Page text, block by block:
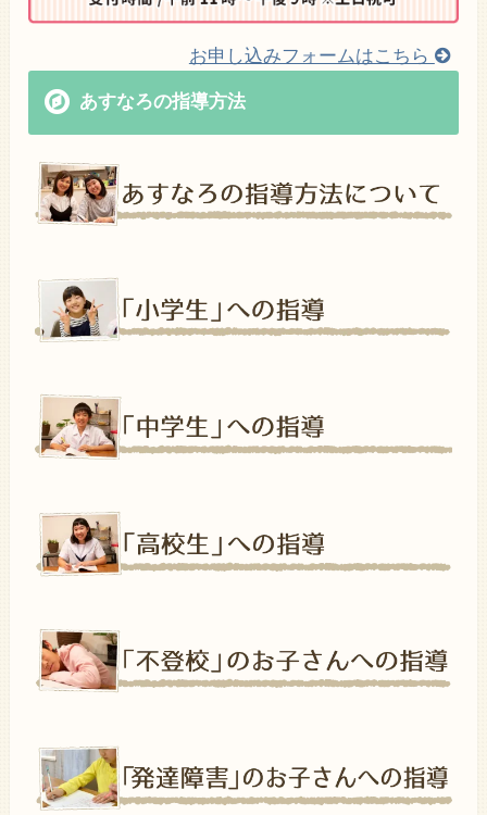
お申し込みフォームはこちら
あすなろの指導方法